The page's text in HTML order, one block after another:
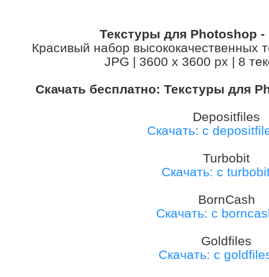
Текстуры для Photoshop -
Красивый набор высококачественных
JPG | 3600 x 3600 px | 8
Скачать бесплатно: Текстуры для
Depositfiles
Скачать: с
Turbobit
Скачать: с
BornCash
Скачать: с
Goldfiles
Скачать: с